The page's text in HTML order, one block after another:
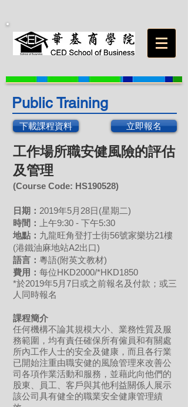
Public Training
下載課程資料 立即報名
工作場所職安健風險的評估
及管理
(Course Code: HS190528)
日期： 2019年5月28日(星期二)
時間：
上午9:30 - 下午5:30
地點： 九龍旺角登打士街56號家樂坊21樓
(港鐵油麻地站A2出口)
語言： 粵語(附英文教材)
費用： 每位HKD2000/*HKD1850
*於2019年5月7日或之前報名及付款；或三
人同時報名
課程簡介
任何機構不論其規模大小、業務性質及服
務範圍，均有責任確保所有僱員和有關處
所內工作人士的安全及健康，而且各行業
已開始注重由職安健的風險管理來改善公
司各項作業活動和服務，並藉此向他們的
股東、員工、客戶與其他利益關係人展示
該公司具有健全的職業安全健康管理績